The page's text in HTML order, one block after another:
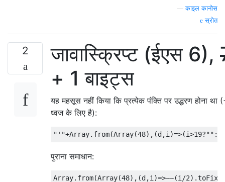
—काइल कानोस
स्रोत
2 जावास्क्रिप्ट (ईएस 6),
+ 1 बाइट्स
यह महसूस नहीं किया कि प्रत्येक पंक्ति पर उद्धरण होना था
ध्वज के लिए है):
पुराना समाधान: